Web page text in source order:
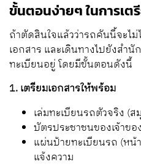
ขั้นตอนง่ายๆ ในการเต
ถ้าตัดสินใจแล้วว่ารถคันนี้จะไม่
เอกสาร และเดินทางไปยังส
ทะเบียนอยู่ โดยมีขั้นตอนดังนี้
1. เตรียมเอกสารให้พร้อม
เล่มทะเบียนรถตัวจริง (
บัตรประชาชนของเจ้าขอ
แผ่นป้ายทะเบียนรถ (ห
แจ้งความ